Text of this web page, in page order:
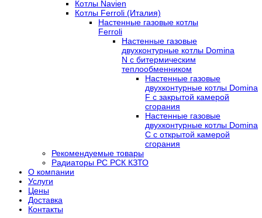
Котлы Navien
Котлы Ferroli (Италия)
Настенные газовые котлы
Ferroli
Настенные газовые
двухконтурные котлы Domina
N с битермическим
теплообменником
Настенные газовые
двухконтурные котлы Domina
F с закрытой камерой
сгорания
Настенные газовые
двухконтурные котлы Domina
C с открытой камерой
сгорания
Рекомендуемые товары
Радиаторы РС РСК КЗТО
О компании
Услуги
Цены
Доставка
Контакты